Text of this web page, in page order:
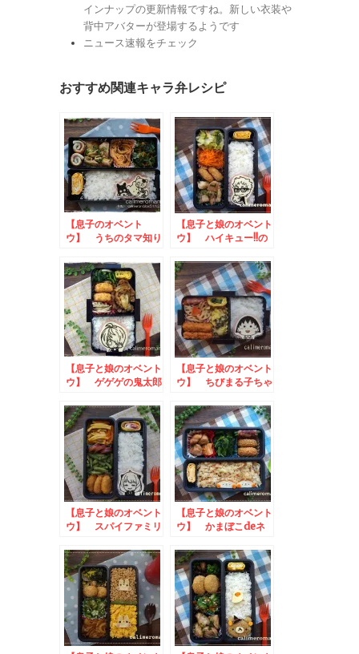
インナップの更新情報ですね。新しい衣装や
背中アバターが登場するようです
ニュース速報をチェック
おすすめ関連キャラ弁レシピ
【息子のオベント
ウ】 うちのタマ知り
【息子と娘のオベント
ウ】 ハイキュー!!の
【息子と娘のオベント
ウ】 ゲゲゲの鬼太郎
【息子と娘のオベント
ウ】 ちびまる子ちゃ
【息子と娘のオベント
ウ】 スパイファミリ
【息子と娘のオベント
ウ】 かまぼこdeネ